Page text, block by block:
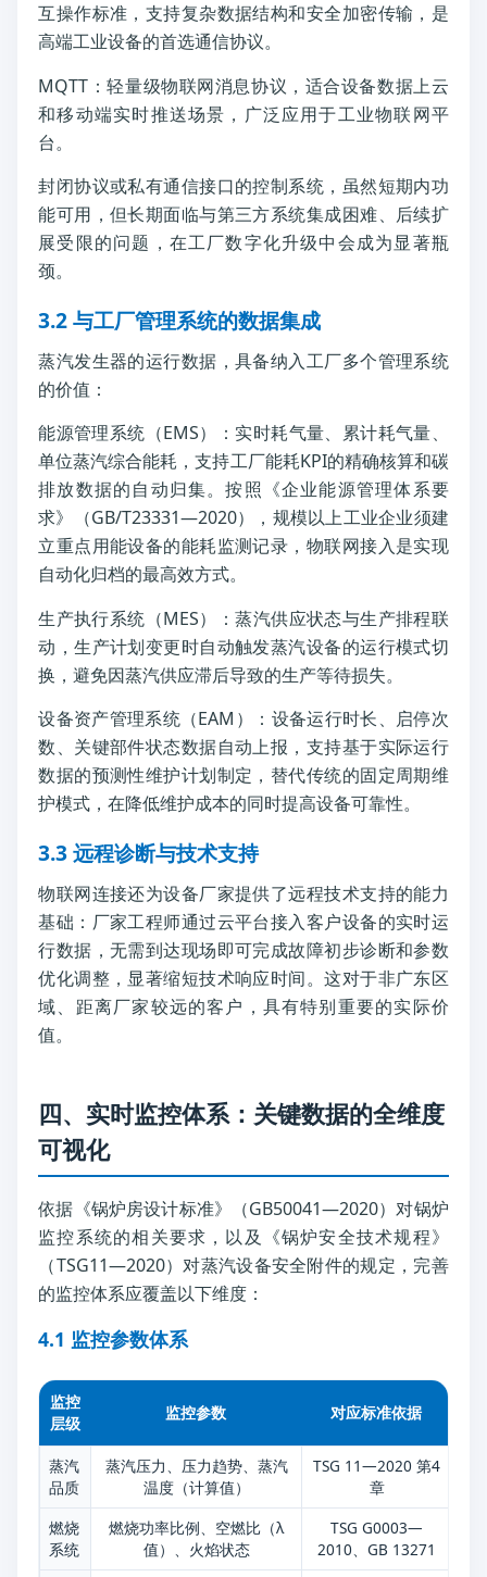
互操作标准，支持复杂数据结构和安全加密传输，是
高端工业设备的首选通信协议。
MQTT：轻量级物联网消息协议，适合设备数据上云
和移动端实时推送场景，广泛应用于工业物联网平
台。
封闭协议或私有通信接口的控制系统，虽然短期内功
能可用，但长期面临与第三方系统集成困难、后续扩
展受限的问题，在工厂数字化升级中会成为显著瓶
颈。
3.2 与工厂管理系统的数据集成
蒸汽发生器的运行数据，具备纳入工厂多个管理系统
的价值：
能源管理系统（EMS）：实时耗气量、累计耗气量、
单位蒸汽综合能耗，支持工厂能耗KPI的精确核算和碳
排放数据的自动归集。按照《企业能源管理体系要
求》（GB/T23331—2020），规模以上工业企业须建
立重点用能设备的能耗监测记录，物联网接入是实现
自动化归档的最高效方式。
生产执行系统（MES）：蒸汽供应状态与生产排程联
动，生产计划变更时自动触发蒸汽设备的运行模式切
换，避免因蒸汽供应滞后导致的生产等待损失。
设备资产管理系统（EAM）：设备运行时长、启停次
数、关键部件状态数据自动上报，支持基于实际运行
数据的预测性维护计划制定，替代传统的固定周期维
护模式，在降低维护成本的同时提高设备可靠性。
3.3 远程诊断与技术支持
物联网连接还为设备厂家提供了远程技术支持的能力
基础：厂家工程师通过云平台接入客户设备的实时运
行数据，无需到达现场即可完成故障初步诊断和参数
优化调整，显著缩短技术响应时间。这对于非广东区
域、距离厂家较远的客户，具有特别重要的实际价
值。
四、实时监控体系：关键数据的全维度
可视化
依据《锅炉房设计标准》（GB50041—2020）对锅炉
监控系统的相关要求，以及《锅炉安全技术规程》
（TSG11—2020）对蒸汽设备安全附件的规定，完善
的监控体系应覆盖以下维度：
4.1 监控参数体系
监控
层级
监控参数 对应标准依据
蒸汽
品质
蒸汽压力、压力趋势、蒸汽
温度（计算值）
TSG 11—2020 第4
章
燃烧
系统
燃烧功率比例、空燃比（λ
值）、火焰状态
TSG G0003—
2010、GB 13271